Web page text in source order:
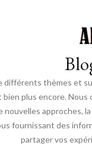
thèmes et
plus encore.
approches,
fournissant des
partager vos